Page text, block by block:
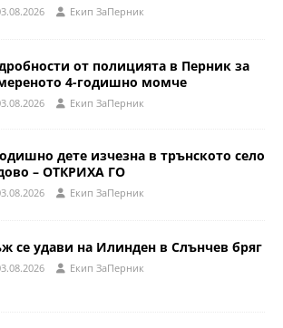
Eкип ЗаПерник
от полицията в Перник за
4-годишно момче
Eкип ЗаПерник
дете изчезна в трънското село
– ОТКРИХА ГО
Eкип ЗаПерник
се удави на Илинден в Слънчев бряг
Eкип ЗаПерник